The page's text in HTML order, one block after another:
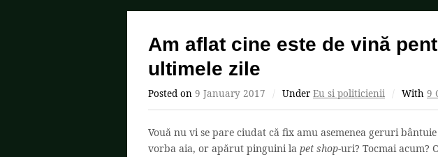
Am aflat cine este de vină
ultimele zile
Posted on 9 January 2017 / Under Eu si politicienii / With 9
Vouă nu vi se pare ciudat că fix amu asemenea geruri
vorba aia, or apărut pinguini la pet shop-uri? Tocmai acum?